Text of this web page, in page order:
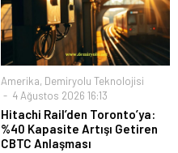
Amerika, Demiryolu Teknolojisi
4 Ağustos 2026 16:13
Hitachi Rail’den Toronto’ya:
%40 Kapasite Artışı Getiren
CBTC Anlaşması